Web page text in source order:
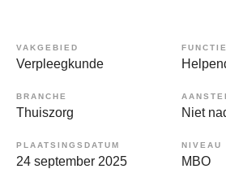
VAKGEBIED
Verpleegkunde
FUNCTIE
BRANCHE
Thuiszorg Niet
PLAATSINGSDATUM
24 september 2025
NIVEAU
MBO